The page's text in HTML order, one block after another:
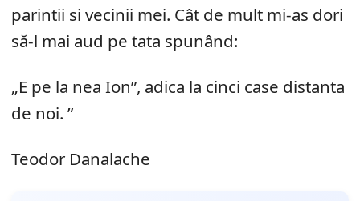
parintii si vecinii mei. Cât de mult mi-as dori
să-l mai aud pe tata spunând:
„E pe la nea Ion”, adica la cinci case distanta
de noi. ”
Teodor Danalache